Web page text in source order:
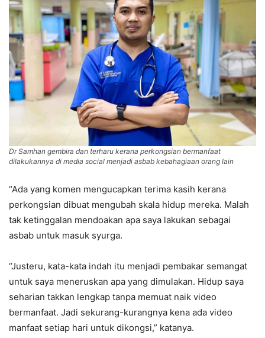
Dr Samhan gembira dan terharu kerana perkongsian bermanfaat
dilakukannya di media social menjadi asbab kebahagiaan orang lain
“Ada yang komen mengucapkan terima kasih kerana
perkongsian dibuat mengubah skala hidup mereka. Malah
tak ketinggalan mendoakan apa saya lakukan sebagai
asbab untuk masuk syurga.
“Justeru, kata-kata indah itu menjadi pembakar semangat
untuk saya meneruskan apa yang dimulakan. Hidup saya
seharian takkan lengkap tanpa memuat naik video
bermanfaat. Jadi sekurang-kurangnya kena ada video
manfaat setiap hari untuk dikongsi,” katanya.